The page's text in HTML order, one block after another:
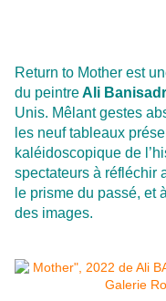
Return to Mother est
du peintreAli Banisadr
Unis. Mêlant gestes
les neuf tableaux
kaléidoscopique de
spectateurs à réfléchir
le prisme du passé, et
des images.